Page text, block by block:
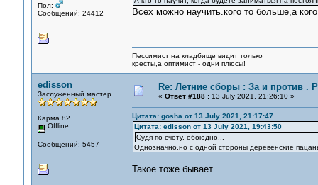
Пол:
Сообщений: 24412
Всех можно научить.кого то больше,а
Пессимист на кладбище видит только
кресты,а оптимист - одни плюсы!
edisson
Заслуженный мастер
Карма 82
Offline
Сообщений: 5457
Re: Летние сборы : За и против .
« Ответ #188 :13 July 2021, 21:26:10 »
Цитата: gosha от 13 July 2021, 21:17:47
Цитата: edisson от 13 July 2021, 19:43:50
Судя по счету, обоюдно...
Однозначно,но с одной стороны деревенские
Такое тоже бывает